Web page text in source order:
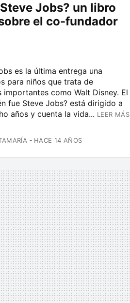
Jobs? un libro
el co-fundador
es la última entrega una
para niños que trata de
importantes como Walt Disney. El
fue Steve Jobs? está dirigido a
años y cuenta la vida... LEER MÁS
HACE 14 AÑOS